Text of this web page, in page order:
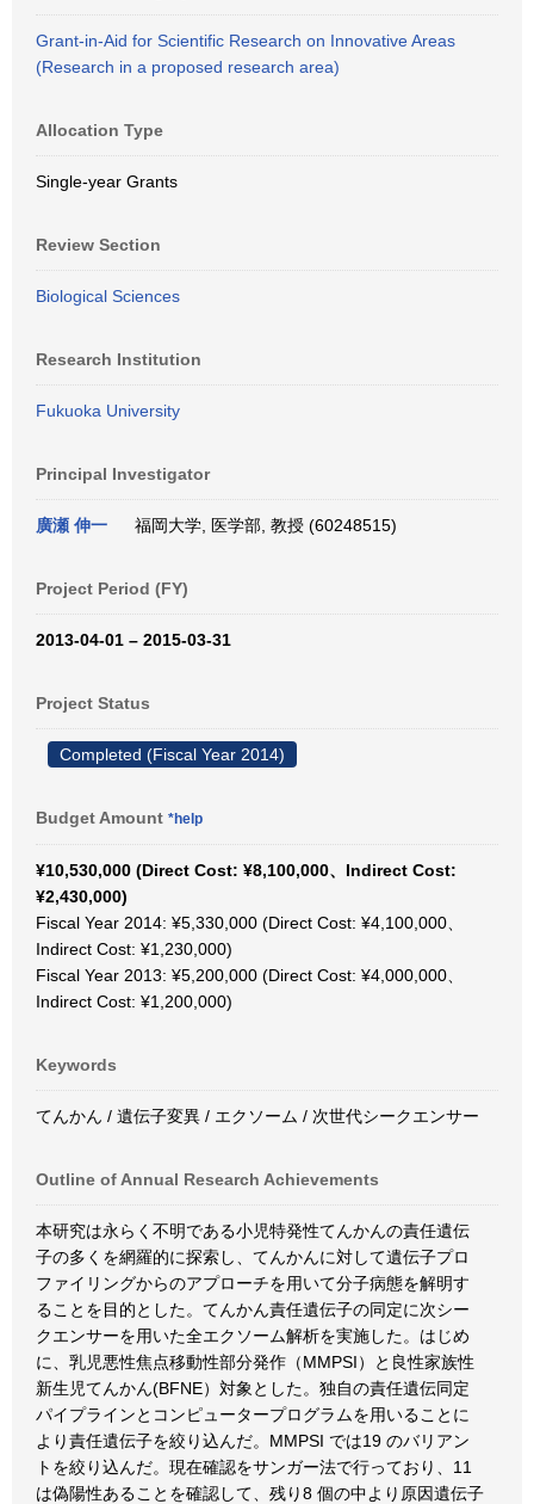
Grant-in-Aid for Scientific Research on Innovative Areas
(Research in a proposed research area)
Allocation Type
Single-year Grants
Review Section
Biological Sciences
Research Institution
Fukuoka University
Principal Investigator
廣瀬 伸一 福岡大学, 医学部, 教授 (60248515)
Project Period (FY)
2013-04-01 – 2015-03-31
Project Status
Completed (Fiscal Year 2014)
Budget Amount *help
¥10,530,000 (Direct Cost: ¥8,100,000、Indirect Cost:
¥2,430,000)
Fiscal Year 2014: ¥5,330,000 (Direct Cost: ¥4,100,000、
Indirect Cost: ¥1,230,000)
Fiscal Year 2013: ¥5,200,000 (Direct Cost: ¥4,000,000、
Indirect Cost: ¥1,200,000)
Keywords
てんかん / 遺伝子変異 / エクソーム / 次世代シークエンサー
Outline of Annual Research Achievements
本研究は永らく不明である小児特発性てんかんの責任遺伝
子の多くを網羅的に探索し、てんかんに対して遺伝子プロ
ファイリングからのアプローチを用いて分子病態を解明す
ることを目的とした。てんかん責任遺伝子の同定に次シー
クエンサーを用いた全エクソーム解析を実施した。はじめ
に、乳児悪性焦点移動性部分発作（MMPSI）と良性家族性
新生児てんかん(BFNE）対象とした。独自の責任遺伝同定
パイプラインとコンピュータープログラムを用いることに
より責任遺伝子を絞り込んだ。MMPSI では19 のバリアン
トを絞り込んだ。現在確認をサンガー法で行っており、11
は偽陽性あることを確認して、残り8 個の中より原因遺伝子